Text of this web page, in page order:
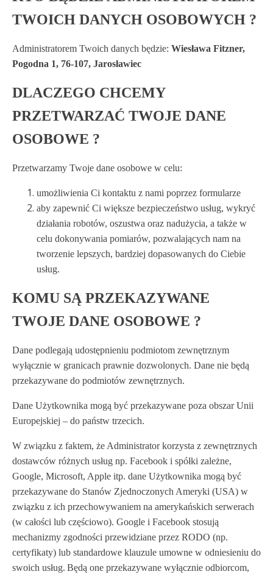
TWOICH DANYCH OSOBOWYCH ?
Administratorem Twoich danych będzie: Wiesława Fitzner,
Pogodna 1, 76-107, Jarosławiec
DLACZEGO CHCEMY
PRZETWARZAĆ TWOJE DANE
OSOBOWE ?
Przetwarzamy Twoje dane osobowe w celu:
umożliwienia Ci kontaktu z nami poprzez formularze
aby zapewnić Ci większe bezpieczeństwo usług, wykryć
działania robotów, oszustwa oraz nadużycia, a także w
celu dokonywania pomiarów, pozwalających nam na
tworzenie lepszych, bardziej dopasowanych do Ciebie
usług.
KOMU SĄ PRZEKAZYWANE
TWOJE DANE OSOBOWE ?
Dane podlegają udostępnieniu podmiotom zewnętrznym
wyłącznie w granicach prawnie dozwolonych. Dane nie będą
przekazywane do podmiotów zewnętrznych.
Dane Użytkownika mogą być przekazywane poza obszar Unii
Europejskiej – do państw trzecich.
W związku z faktem, że Administrator korzysta z zewnętrznych
dostawców różnych usług np. Facebook i spółki zależne,
Google, Microsoft, Apple itp. dane Użytkownika mogą być
przekazywane do Stanów Zjednoczonych Ameryki (USA) w
związku z ich przechowywaniem na amerykańskich serwerach
(w całości lub częściowo). Google i Facebook stosują
mechanizmy zgodności przewidziane przez RODO (np.
certyfikaty) lub standardowe klauzule umowne w odniesieniu do
swoich usług. Będą one przekazywane wyłącznie odbiorcom,